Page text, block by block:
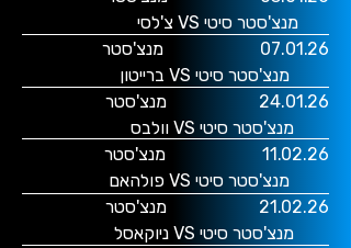
מנצ'סטר סיטי VS צ'לסי
07.01.26
מנצ'סטר
מנצ'סטר סיטי VS ברייטון
24.01.26
מנצ'סטר
מנצ'סטר סיטי VS וולבס
11.02.26
מנצ'סטר
מנצ'סטר סיטי VS פולהאם
21.02.26
מנצ'סטר
מנצ'סטר סיטי VS ניוקאסל